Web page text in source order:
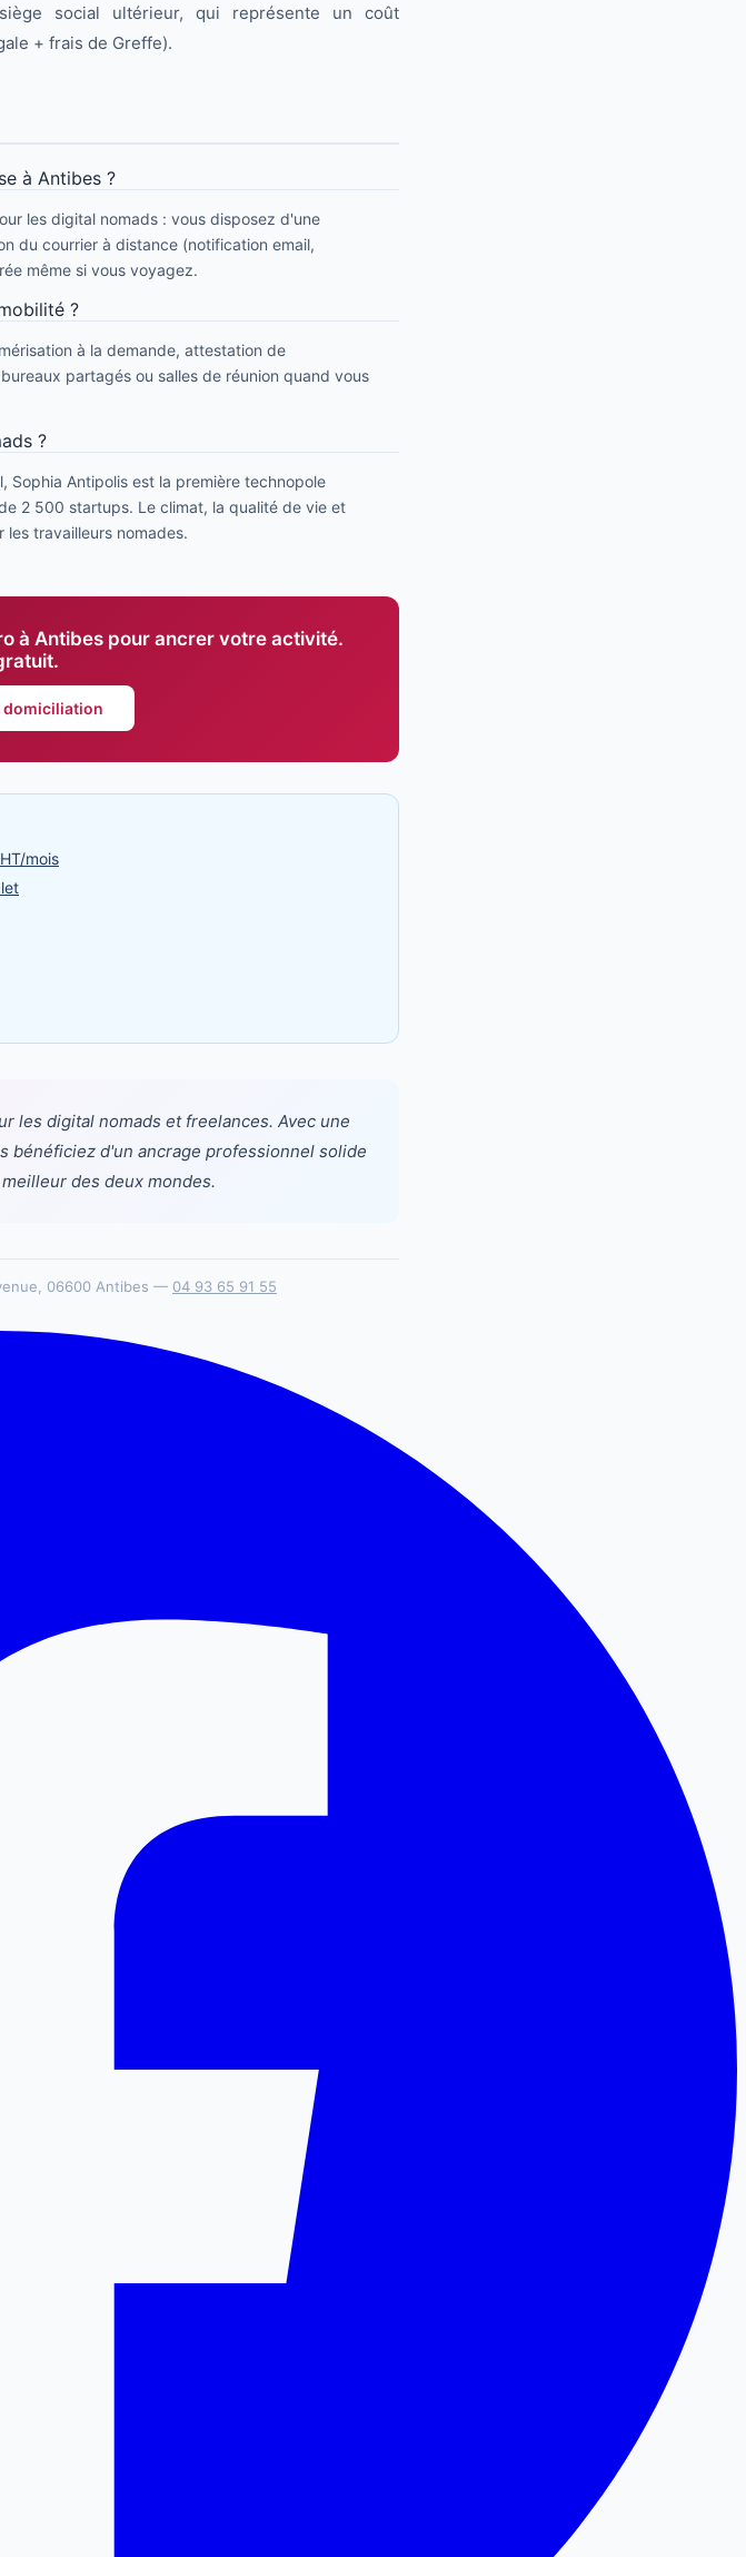
social ultérieur, qui représente un coût
+ frais de Greffe).
à Antibes ?
les digital nomads : vous disposez d'une
du courrier à distance (notification email,
même si vous voyagez.
?
à la demande, attestation de
partagés ou salles de réunion quand vous
?
Sophia Antipolis est la première technopole
2 500 startups. Le climat, la qualité de vie et
travailleurs nomades.
à Antibes pour ancrer votre activité.
domiciliation
mois
les digital nomads et freelances. Avec une
bénéficiez d'un ancrage professionnel solide
des deux mondes.
06600 Antibes — 04 93 65 91 55